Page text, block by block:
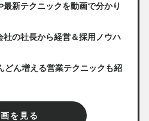
最新テクニックを動画で分かり
社の社長から経営＆採用ノウハ
どん増える営業テクニックも紹
を見る